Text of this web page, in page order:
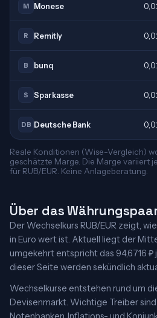
M Monese
R Remitly
B bunq
S Sparkasse
DB Deutsche Bank
Reale Konditionen (Wise-Vergleich)
geschätzte Marge. Die Marge variiert
für RUB/EUR. Keine Anlageberatung.
Über das Währungspaar
Der Wechselkurs RUB/EUR zeigt,
in Euro wert ist. Aktuell liegt der
umgekehrt entspricht das 94,6716 ₽
dieser Seite werden sekündlich
Wechselkurse entstehen rund um
Devisenmarkt. Wichtige Treiber